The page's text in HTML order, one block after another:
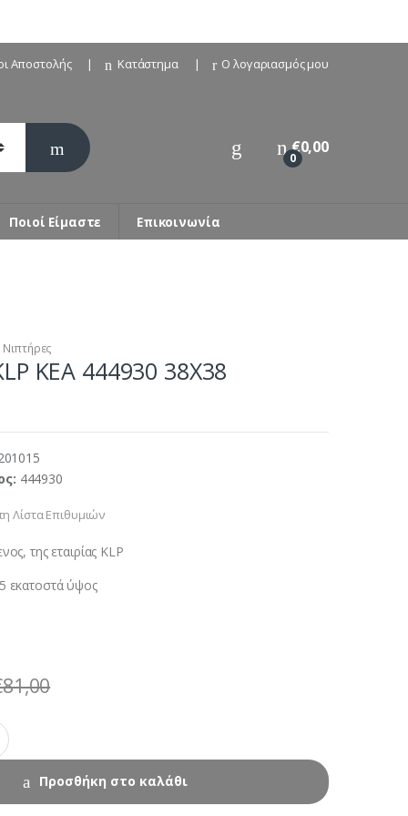
Αποστολής Κατάστημα Ο λογαριασμός μου
0
€0,00
Ποιοί Είμαστε Επικοινωνία
Νιπτήρες
KEA 444930 38X38
444930
Λίστα Επιθυμιών
της εταιρίας KLP
εκατοστά ύψος
81,00
Προσθήκη στο καλάθι